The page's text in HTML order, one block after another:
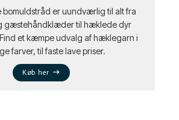
bomuldstråd er uundværlig til alt fra
gæstehåndklæder til hæklede dyr
et kæmpe udvalg af hæklegarn i
farver, til faste lave priser.
Køb her